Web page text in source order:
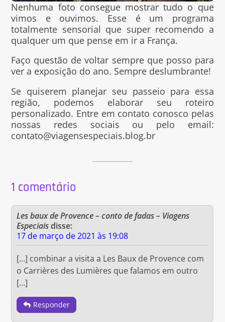
Nenhuma foto consegue mostrar tudo o que
vimos e ouvimos. Esse é um programa
totalmente sensorial que super recomendo a
qualquer um que pense em ir a França.
Faço questão de voltar sempre que posso para
ver a exposição do ano. Sempre deslumbrante!
Se quiserem planejar seu passeio para essa
região, podemos elaborar seu roteiro
personalizado. Entre em contato conosco pelas
nossas redes sociais ou pelo email:
contato@viagensespeciais.blog.br
1 comentário
Les baux de Provence – conto de fadas – Viagens
Especiais disse:
17 de março de 2021 às 19:08
[…] combinar a visita a Les Baux de Provence com
o Carrières des Lumières que falamos em outro
[…]
Responder